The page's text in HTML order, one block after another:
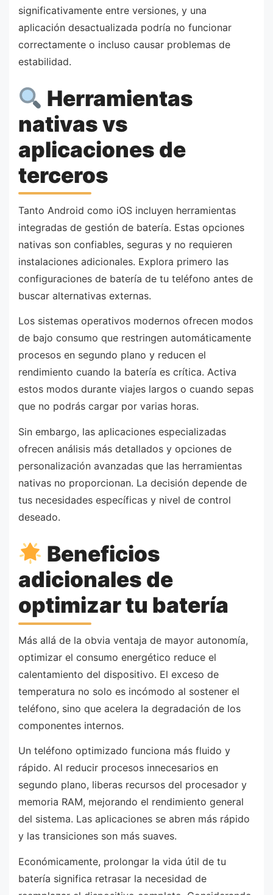
significativamente entre versiones, y una
aplicación desactualizada podría no funcionar
correctamente o incluso causar problemas de
estabilidad.
Herramientas
nativas vs
aplicaciones de
terceros
Tanto Android como iOS incluyen herramientas
integradas de gestión de batería. Estas opciones
nativas son confiables, seguras y no requieren
instalaciones adicionales. Explora primero las
configuraciones de batería de tu teléfono antes de
buscar alternativas externas.
Los sistemas operativos modernos ofrecen modos
de bajo consumo que restringen automáticamente
procesos en segundo plano y reducen el
rendimiento cuando la batería es crítica. Activa
estos modos durante viajes largos o cuando sepas
que no podrás cargar por varias horas.
Sin embargo, las aplicaciones especializadas
ofrecen análisis más detallados y opciones de
personalización avanzadas que las herramientas
nativas no proporcionan. La decisión depende de
tus necesidades específicas y nivel de control
deseado.
Beneficios
adicionales de
optimizar tu batería
Más allá de la obvia ventaja de mayor autonomía,
optimizar el consumo energético reduce el
calentamiento del dispositivo. El exceso de
temperatura no solo es incómodo al sostener el
teléfono, sino que acelera la degradación de los
componentes internos.
Un teléfono optimizado funciona más fluido y
rápido. Al reducir procesos innecesarios en
segundo plano, liberas recursos del procesador y
memoria RAM, mejorando el rendimiento general
del sistema. Las aplicaciones se abren más rápido
y las transiciones son más suaves.
Económicamente, prolongar la vida útil de tu
batería significa retrasar la necesidad de